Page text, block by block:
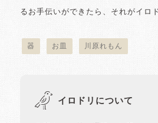
るお手伝いができたら、それがイロ
器 お皿 川原れもん
イロドリについて